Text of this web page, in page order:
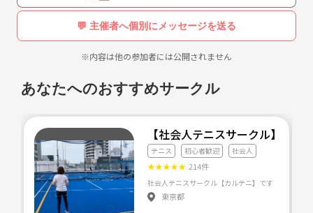
💬 主催者へ個別にメッセージを送る
※内容は他の参加者には公開されません
あなたへのおすすめサークル
【社会人テニスサークル】カル
テニス 初心者歓迎 社会人
★★★★★ 214件
東京都